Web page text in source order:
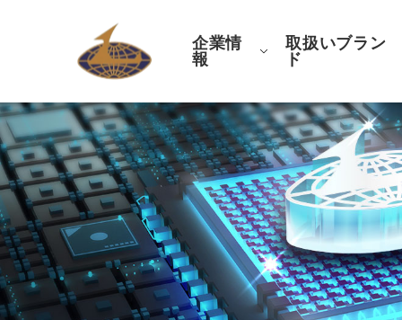
企業情
報
取扱いブラン
ド